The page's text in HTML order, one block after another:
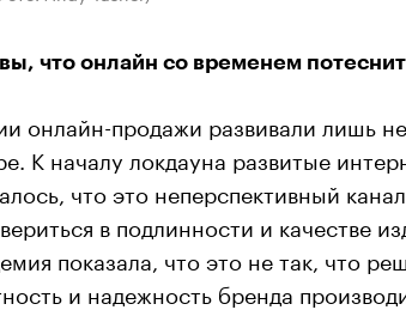
что онлайн со временем
онлайн-продажи развивали лишь
К началу локдауна развитые
что это неперспективный
в подлинности и качестве
показала, что это не так, что
и надежность бренда